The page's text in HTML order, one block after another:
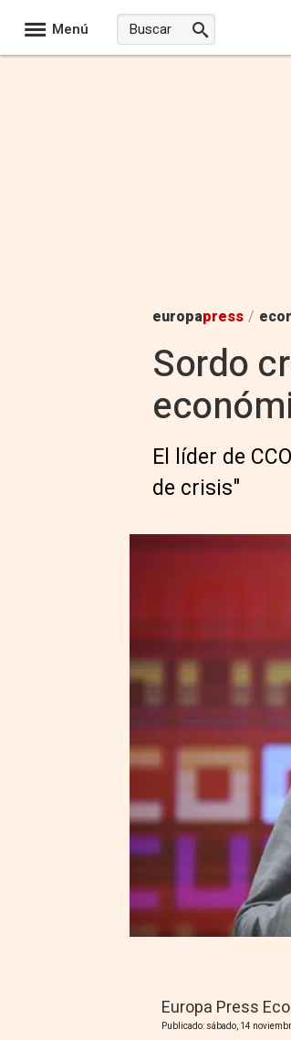
Menú
europapress /
Sordo
El líder de
de crisis"
Europa Press
Publicado: sábado, 14